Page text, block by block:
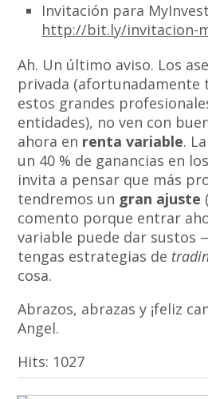
Invitación para
http://bit.ly/invitacion-
Ah. Un último aviso. Los
privada (afortunadamente
estos grandes
entidades), no ven con
ahora en renta variable.
un 40 % de ganancias en
invita a pensar que más
tendremos un gran ajuste
comento porque entrar
variable puede dar sustos
tengas estrategias de
cosa.
Abrazos, abrazas y ¡feliz
Angel.
Hits: 1027